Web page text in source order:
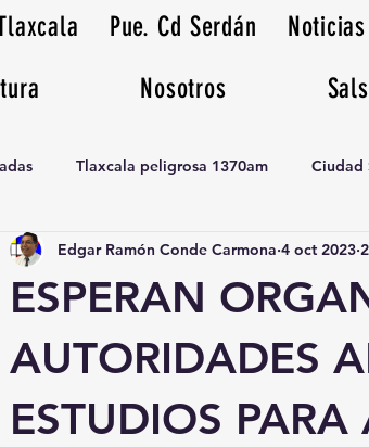
Pue. Cd Serdán
Nosotros
Tlaxcala peligrosa 1370am Ciudad
Musicales radio 1370am Tianguis peligrosa
ESPERAN
AUTORIDADES
ESTUDIOS PARA
Edgar Ramón Conde Carmona 4 oct 2023